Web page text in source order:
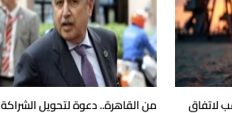
لاتفاق
من القاهرة.. دعوة لتحويل الشراكة